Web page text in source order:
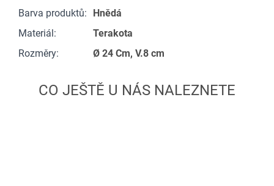
Barva produktů:
Hnědá
Materiál :
Terakota
Rozměry: Ø 24 Cm, V.8 cm